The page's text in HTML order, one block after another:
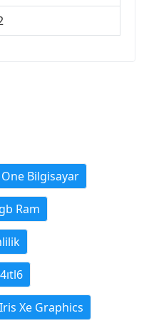
Bilgisayar
Ram
Xe Graphics